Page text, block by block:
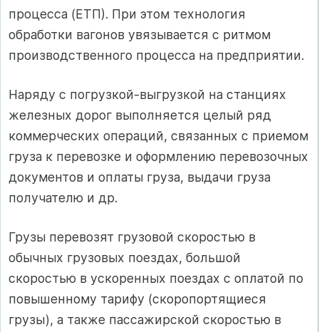
процесса (ЕТП). При этом технология
обработки вагонов увязывается с ритмом
производственного процесса на предприятии.
Наряду с погрузкой-выгрузкой на станциях
железных дорог выполняется целый ряд
коммерческих операций, связанных с приемом
груза к перевозке и оформлению перевозочных
документов и оплаты груза, выдачи груза
получателю и др.
Грузы перевозят грузовой скоростью в
обычных грузовых поездах, большой
скоростью в ускоренных поездах с оплатой по
повышенному тарифу (скоропортящиеся
грузы), а также пассажирской скоростью в